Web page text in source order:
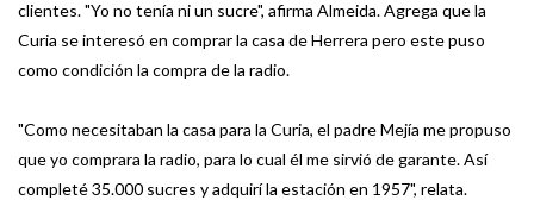
clientes. "Yo no tenía ni un sucre", afirma Almeida. Agrega que la
Curia se interesó en comprar la casa de Herrera pero este puso
como condición la compra de la radio.
"Como necesitaban la casa para la Curia, el padre Mejía me propuso
que yo comprara la radio, para lo cual él me sirvió de garante. Así
completé 35.000 sucres y adquirí la estación en 1957", relata.